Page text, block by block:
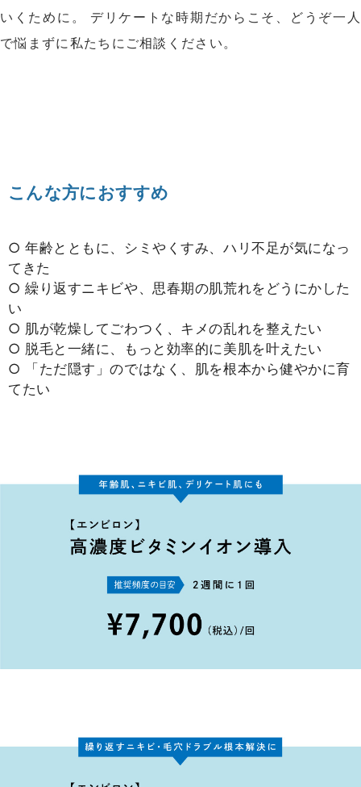
いくために。 デリケートな時期だからこそ、どうぞ一人
で悩まずに私たちにご相談ください。
こんな方におすすめ
○ 年齢とともに、シミやくすみ、ハリ不足が気になっ
てきた
○ 繰り返すニキビや、思春期の肌荒れをどうにかした
い
○ 肌が乾燥してごわつく、キメの乱れを整えたい
○ 脱毛と一緒に、もっと効率的に美肌を叶えたい
○ 「ただ隠す」のではなく、肌を根本から健やかに育
てたい